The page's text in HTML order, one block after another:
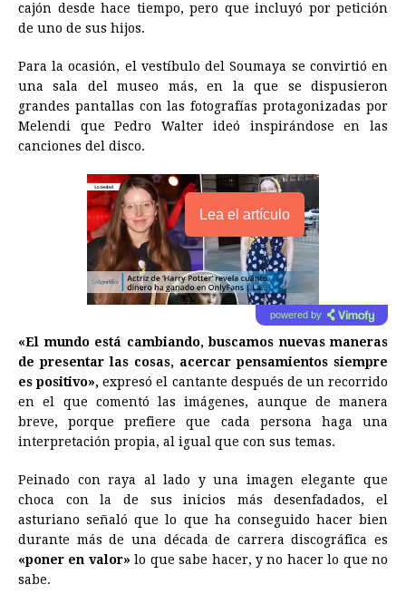
cajón desde hace tiempo, pero que incluyó por petición
de uno de sus hijos.
Para la ocasión, el vestíbulo del Soumaya se convirtió en
una sala del museo más, en la que se dispusieron
grandes pantallas con las fotografías protagonizadas por
Melendi que Pedro Walter ideó inspirándose en las
canciones del disco.
Lea el artículo
powered by
«El mundo está cambiando, buscamos nuevas maneras
de presentar las cosas, acercar pensamientos siempre
es positivo», expresó el cantante después de un recorrido
en el que comentó las imágenes, aunque de manera
breve, porque prefiere que cada persona haga una
interpretación propia, al igual que con sus temas.
Peinado con raya al lado y una imagen elegante que
choca con la de sus inicios más desenfadados, el
asturiano señaló que lo que ha conseguido hacer bien
durante más de una década de carrera discográfica es
«poner en valor» lo que sabe hacer, y no hacer lo que no
sabe.